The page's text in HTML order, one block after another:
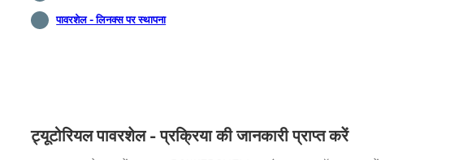
पावरशेल - लिनक्स पर स्थापना
ट्यूटोरियल पावरशेल - प्रक्रिया की जानकारी प्राप्त करें